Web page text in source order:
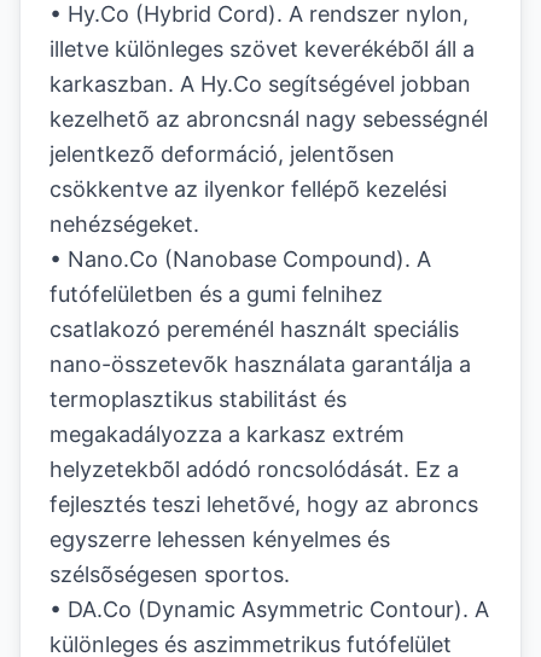
• Hy.Co (Hybrid Cord). A rendszer nylon,
illetve különleges szövet keverékébõl áll a
karkaszban. A Hy.Co segítségével jobban
kezelhetõ az abroncsnál nagy sebességnél
jelentkezõ deformáció, jelentõsen
csökkentve az ilyenkor fellépõ kezelési
nehézségeket.
• Nano.Co (Nanobase Compound). A
futófelületben és a gumi felnihez
csatlakozó pereménél használt speciális
nano-összetevõk használata garantálja a
termoplasztikus stabilitást és
megakadályozza a karkasz extrém
helyzetekbõl adódó roncsolódását. Ez a
fejlesztés teszi lehetõvé, hogy az abroncs
egyszerre lehessen kényelmes és
szélsõségesen sportos.
• DA.Co (Dynamic Asymmetric Contour). A
különleges és aszimmetrikus futófelület